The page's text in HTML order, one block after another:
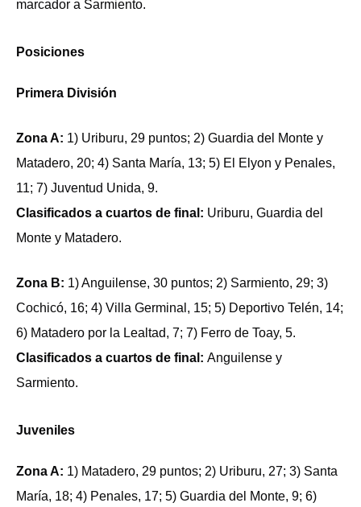
marcador a Sarmiento.
Posiciones
Primera División
Zona A: 1) Uriburu, 29 puntos; 2) Guardia del Monte y
Matadero, 20; 4) Santa María, 13; 5) El Elyon y Penales,
11; 7) Juventud Unida, 9.
Clasificados a cuartos de final: Uriburu, Guardia del
Monte y Matadero.
Zona B: 1) Anguilense, 30 puntos; 2) Sarmiento, 29; 3)
Cochicó, 16; 4) Villa Germinal, 15; 5) Deportivo Telén, 14;
6) Matadero por la Lealtad, 7; 7) Ferro de Toay, 5.
Clasificados a cuartos de final: Anguilense y
Sarmiento.
Juveniles
Zona A: 1) Matadero, 29 puntos; 2) Uriburu, 27; 3) Santa
María, 18; 4) Penales, 17; 5) Guardia del Monte, 9; 6)